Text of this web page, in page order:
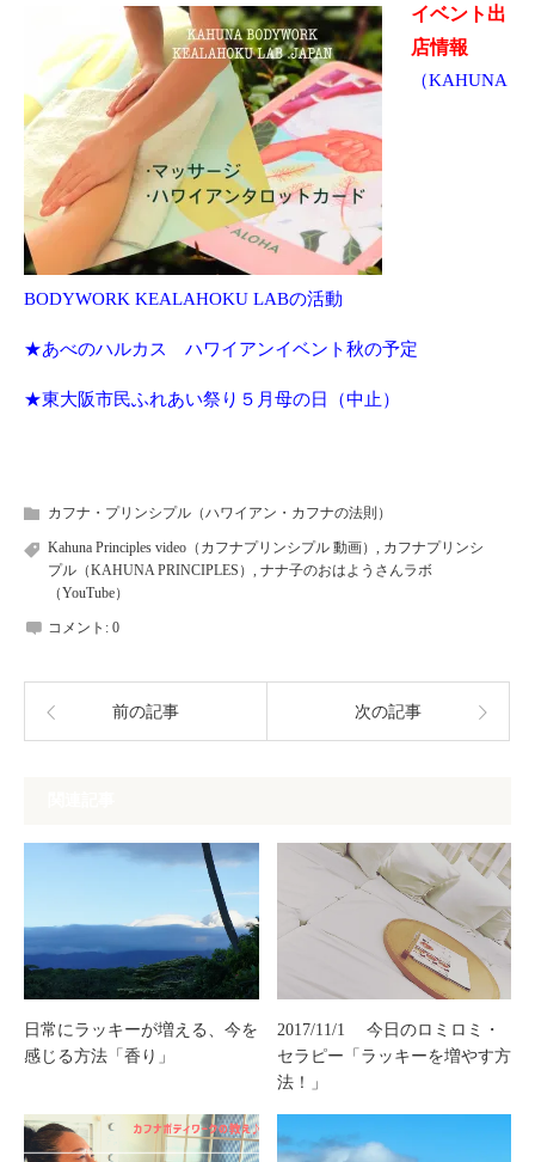
イベント出
店情報
（KAHUNA
BODYWORK KEALAHOKU LABの活動
★あべのハルカス ハワイアンイベント秋の予定
★東大阪市民ふれあい祭り５月母の日（中止）
カフナ・プリンシプル（ハワイアン・カフナの法則）
Kahuna Principles video（カフナプリンシプル 動画）
カフナプリンシ
プル（KAHUNA PRINCIPLES）
ナナ子のおはようさんラボ
（YouTube）
コメント: 0
前の記事 次の記事
日常にラッキーが増える、今を
感じる方法「香り」
2017/11/1 今日のロミロミ・
セラピー「ラッキーを増やす方
法！」